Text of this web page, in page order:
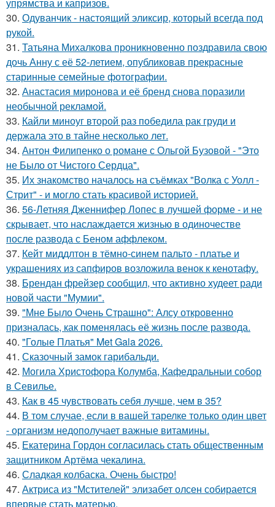
30. Одуванчик - настоящий эликсир, который всегда под
рукой.
31. Татьяна Михалкова проникновенно поздравила свою
дочь Анну с её 52-летием, опубликовав прекрасные
старинные семейные фотографии.
32. Анастасия миронова и её бренд снова поразили
необычной рекламой.
33. Кайли миноуг второй раз победила рак груди и
держала это в тайне несколько лет.
34. Антон Филипенко о романе с Ольгой Бузовой - "Это
не Было от Чистого Сердца".
35. Их знакомство началось на съёмках "Волка с Уолл -
Стрит" - и могло стать красивой историей.
36. 56-Летняя Дженнифер Лопес в лучшей форме - и не
скрывает, что наслаждается жизнью в одиночестве
после развода с Беном аффлеком.
37. Кейт миддлтон в тёмно-синем пальто - платье и
украшениях из сапфиров возложила венок к кенотафу.
38. Брендан фрейзер сообщил, что активно худеет ради
новой части "Мумии".
39. "Мне Было Очень Страшно": Алсу откровенно
призналась, как поменялась её жизнь после развода.
40. "Голые Платья" Met Gala 2026.
41. Сказочный замок гарибальди.
42. Могила Христофора Колумба, Кафедральныи собор
в Севилье.
43. Как в 45 чувствовать себя лучше, чем в 35?
44. В том случае, если в вашей тарелке только один цвет
- организм недополучает важные витамины.
45. Екатерина Гордон согласилась стать общественным
защитником Артёма чекалина.
46. Сладкая колбаска. Очень быстро!
47. Актриса из "Мстителей" элизабет олсен собирается
впервые стать матерью.